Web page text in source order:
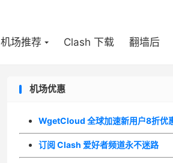
机场推荐 Clash 下载 翻墙后
机场优惠
WgetCloud 全球加速新用户8折优
订阅 Clash 爱好者频道永不迷路